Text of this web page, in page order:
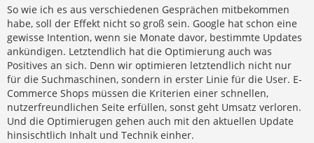
r
a
g
So wie ich es aus verschiedenen Gesprächen mitbekommen
habe, soll der Effekt nicht so groß sein. Google hat schon eine
gewisse Intention, wenn sie Monate davor, bestimmte Updates
ankündigen. Letztendlich hat die Optimierung auch was
Positives an sich. Denn wir optimieren letztendlich nicht nur
für die Suchmaschinen, sondern in erster Linie für die User. E-
Commerce Shops müssen die Kriterien einer schnellen,
nutzerfreundlichen Seite erfüllen, sonst geht Umsatz verloren.
Und die Optimierugen gehen auch mit den aktuellen Update
hinsischtlich Inhalt und Technik einher.